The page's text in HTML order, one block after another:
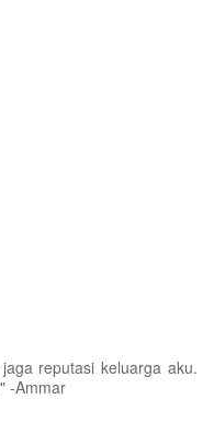
reputasi keluarga aku.
-Ammar